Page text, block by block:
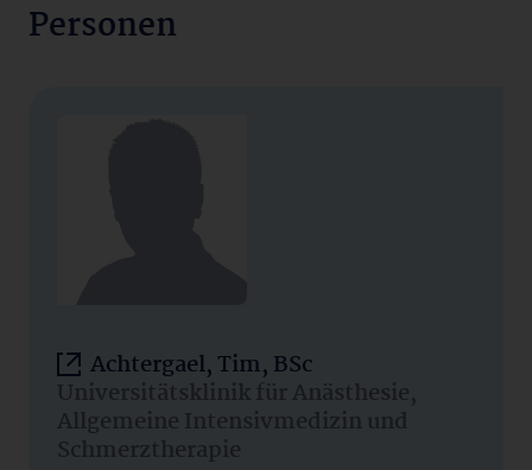
Personen
Achtergael, Tim, BSc
Universitätsklinik für Anästhesie,
Allgemeine Intensivmedizin und
Schmerztherapie